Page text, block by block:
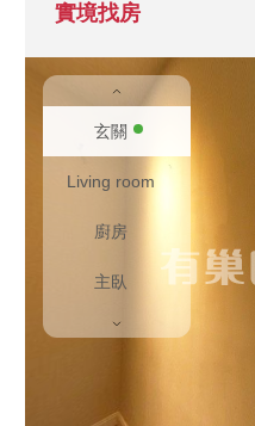
齡。耐震係數規格
感，買得安心、住得
✨ 【完美大3房，
廳2衛，獨立廚房油
梯旁獨立平面大車位
直達，免去轉乘的
李超優雅。
✨ 【飯店級公設，
嚴謹，住戶素質極
樓泳池、Lounge
散步7-8分鐘到紅樹
實境找房